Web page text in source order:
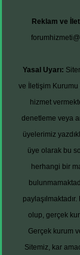
Reklam ve
Yasal Uyarı:
ve İletişim Kurumu
hizmet
denetleme veya
üyelerimiz
üye olarak bu
herhangi bir
olup, gerçek
Gerçek kurum
Sitemiz, kar